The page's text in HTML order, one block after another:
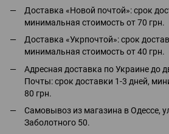
Доставка «Новой почтой»: срок
минимальная стоимость от 70 грн.
Доставка «Укрпочтой»: срок
минимальная стоимость от 40 грн.
Адресная доставка по Украине до
Почты: срок доставки 1-3 дней,
80 грн.
Самовывоз из магазина в Одессе,
Заболотного 50.